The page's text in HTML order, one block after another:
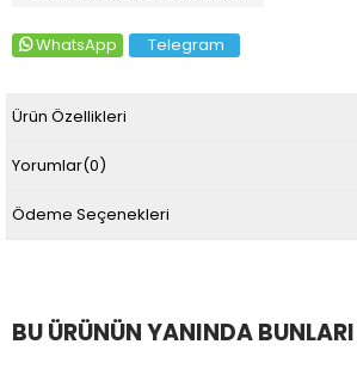
WhatsApp Telegram
Ürün Özellikleri
Yorumlar(0)
Ödeme Seçenekleri
BU ÜRÜNÜN YANINDA